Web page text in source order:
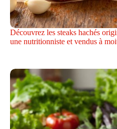
Découvrez les steaks hachés
une nutritionniste et vendus à